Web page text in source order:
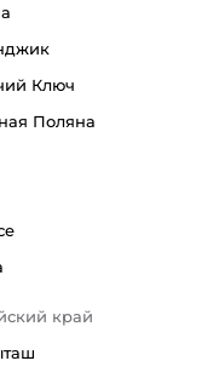
Ключ
Поляна
край